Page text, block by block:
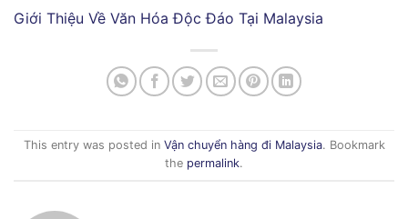
Giới Thiệu Về Văn Hóa Độc Đáo Tại Malaysia
This entry was posted in Vận chuyển hàng đi Malaysia. Bookmark
the permalink.